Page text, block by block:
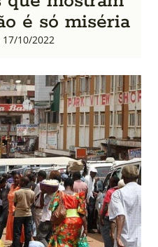
é só miséria
10/2022